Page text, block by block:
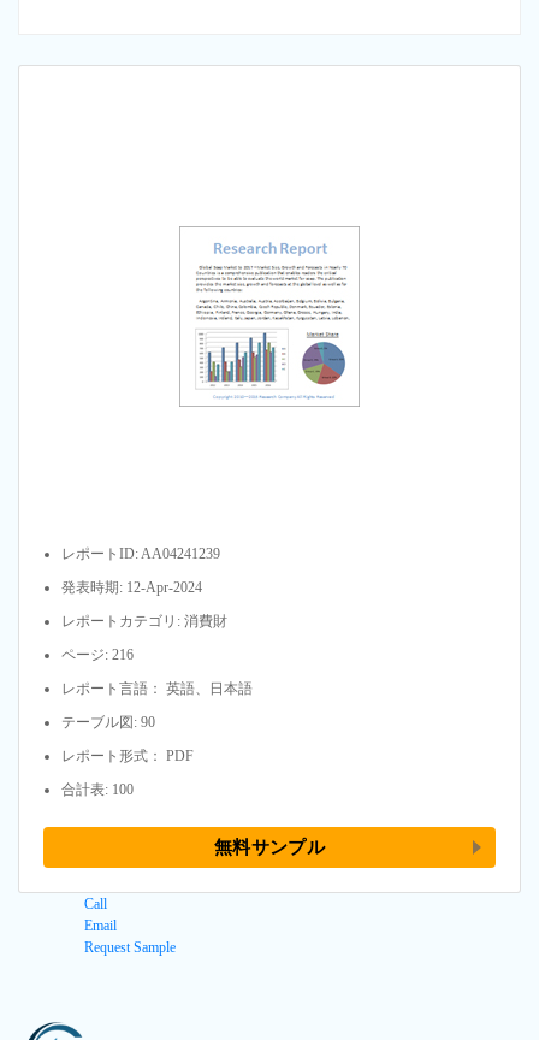
レポートID: AA04241239
発表時期: 12-Apr-2024
レポートカテゴリ: 消費財
ページ: 216
レポート言語： 英語、日本語
テーブル図: 90
レポート形式： PDF
合計表: 100
無料サンプル
Call
Email
Request Sample